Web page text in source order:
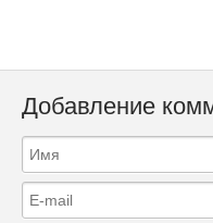
Добавление